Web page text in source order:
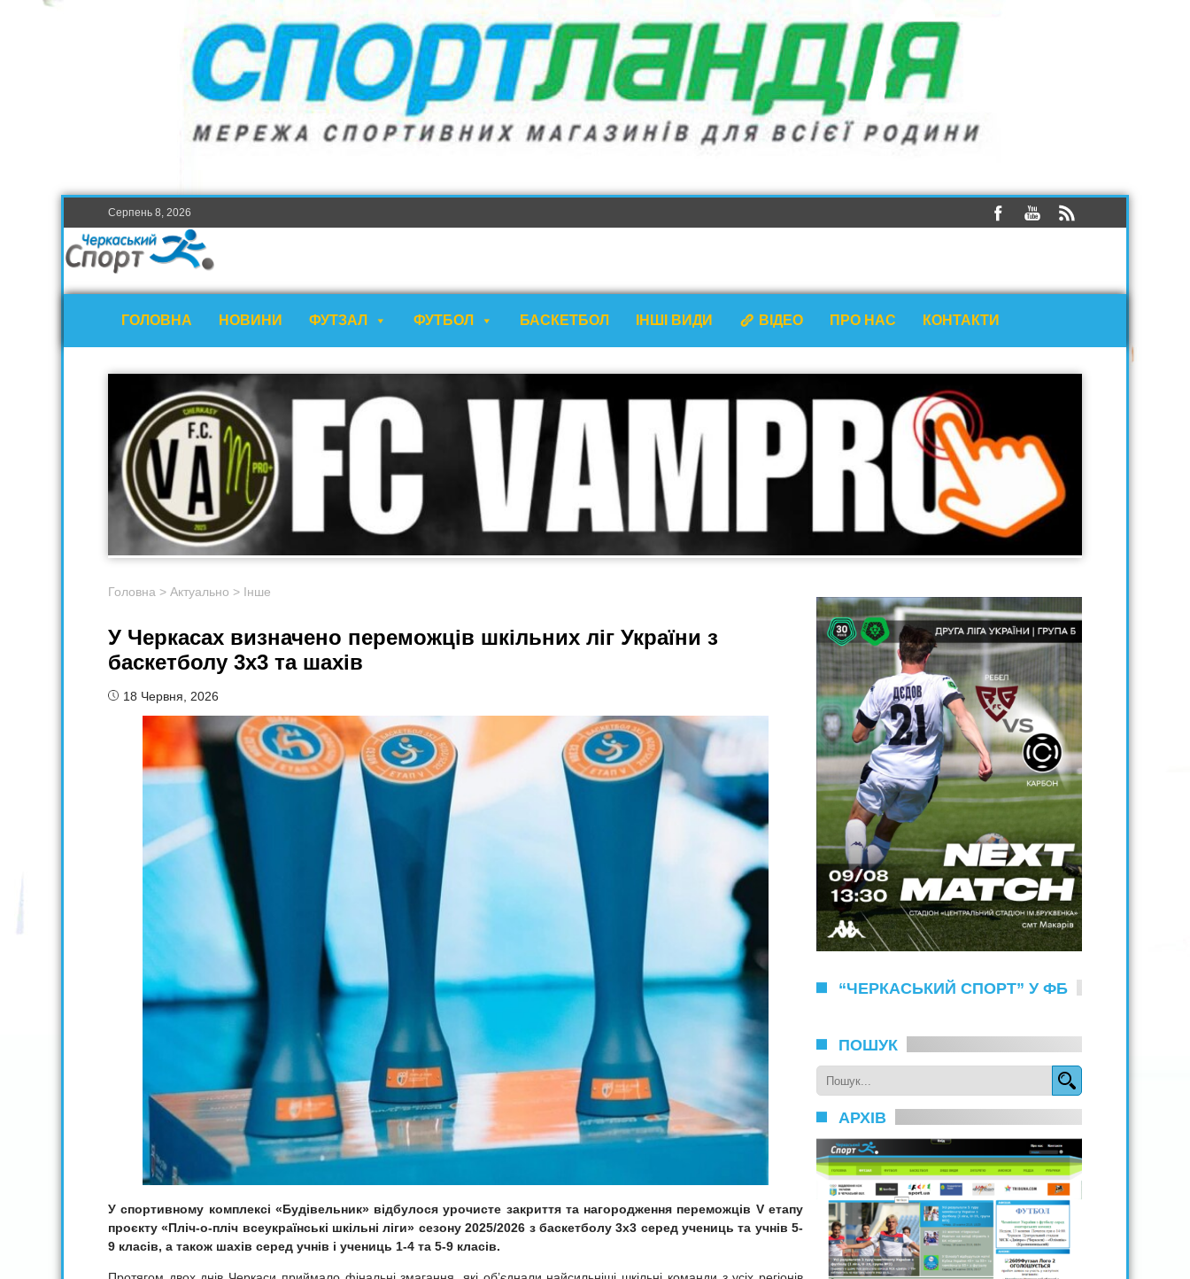
Серпень 8, 2026
ГОЛОВНА НОВИНИ ФУТЗАЛ ФУТБОЛ БАСКЕТБОЛ ІНШІ ВИДИ ВІДЕО ПРО НАС КОНТАКТИ
Головна > Актуально > Інше
У Черкасах визначено переможців шкільних ліг України з
баскетболу 3х3 та шахів
18 Червня, 2026
У спортивному комплексі «Будівельник» відбулося урочисте закриття та нагородження переможців V етапу
проєкту «Пліч-о-пліч всеукраїнські шкільні ліги» сезону 2025/2026 з баскетболу 3х3 серед учениць та учнів 5-
9 класів, а також шахів серед учнів і учениць 1-4 та 5-9 класів.
“ЧЕРКАСЬКИЙ СПОРТ” У ФБ
ПОШУК
АРХІВ